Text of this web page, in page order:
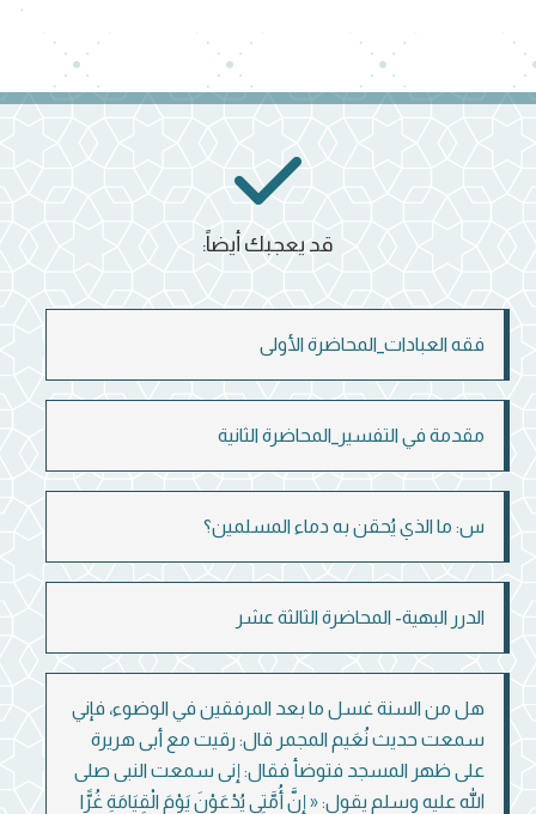
فقه العبادات_المحاضرة الأولى
مقدمة في التفسير_المحاضرة الثانية
س: ما الذي يُحقن به دماء المسلمين؟
الدرر البهية- المحاضرة الثالثة عشر
هل من السنة غسل ما بعد المرفقين في الوضوء، فإني
سمعت حديث نُعَيم المجمر قال: رقيت مع أبى هريرة
على ظهر المسجد فتوضأ فقال: إنى سمعت النبى صلى
الله عليه وسلم يقول: « إِنَّ أُمَّتِي يُدْعَوْنَ يَوْمَ الْقِيَامَةِ غُرًّا
قد يعجبك أيضاً: